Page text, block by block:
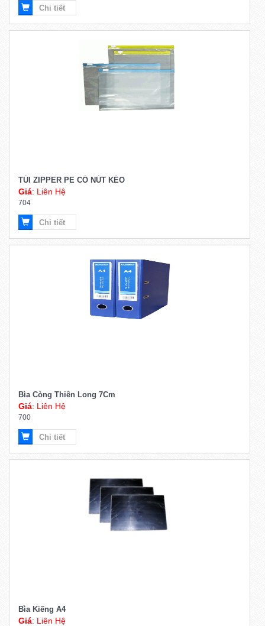
Chi tiết
TÚI ZIPPER PE CÓ NÚT KÉO
Giá: Liên Hệ
704
Chi tiết
Bìa Còng Thiên Long 7Cm
Giá: Liên Hệ
700
Chi tiết
Bìa Kiếng A4
Giá: Liên Hệ